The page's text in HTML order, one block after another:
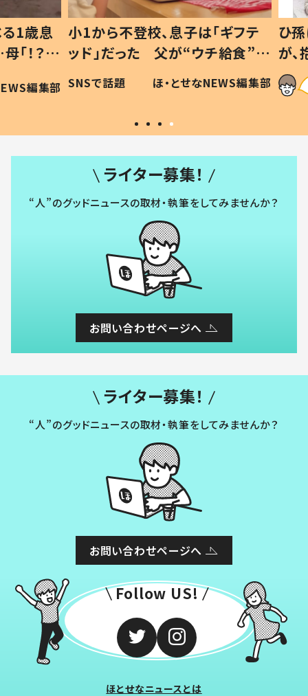
歳息
？」
編集部
小1から不登校、息子は「ギフテ
ッド」だった 父が“ウチ給食”を
作り続ける理由とは #令和の親
#令和の子
SNSで話題 ほ・とせなNEWS編集部
ひ孫
が、抱
「涙が
い」
ライター募集！
“人”のグッドニュースの取材・執筆をしてみませんか？
お問い合わせページへ
ライター募集！
“人”のグッドニュースの取材・執筆をしてみませんか？
お問い合わせページへ
Follow US!
ほとせなニュースとは